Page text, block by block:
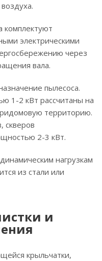
комплектуют
электрическими
через
вала.
пылесоса.
1-2 кВт рассчитаны на
территорию.
скверов
2-3 кВт.
нагрузкам
из стали или
и
крыльчатки,